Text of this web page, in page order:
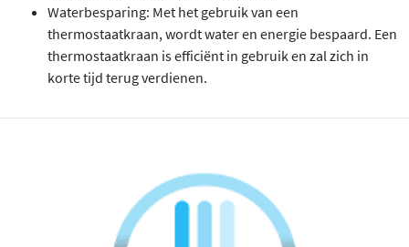
Waterbesparing: Met het gebruik van een
thermostaatkraan, wordt water en energie bespaard. Een
thermostaatkraan is efficiënt in gebruik en zal zich in
korte tijd terug verdienen.